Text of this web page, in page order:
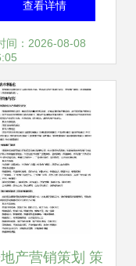
方案
查看详情
间：2026-08-08
产营销策划 策